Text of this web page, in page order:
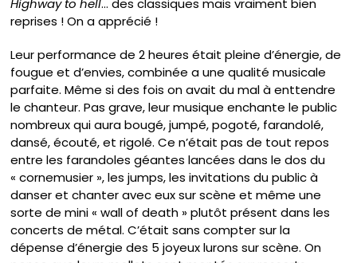
Highway to hell… des classiques mais vraiment bien
reprises ! On a apprécié !
Leur performance de 2 heures était pleine d’énergie, de
fougue et d’envies, combinée a une qualité musicale
parfaite. Même si des fois on avait du mal à enttendre
le chanteur. Pas grave, leur musique enchante le public
nombreux qui aura bougé, jumpé, pogoté, farandolé,
dansé, écouté, et rigolé. Ce n’était pas de tout repos
entre les farandoles géantes lancées dans le dos du
« cornemusier », les jumps, les invitations du public à
danser et chanter avec eux sur scène et même une
sorte de mini « wall of death » plutôt présent dans les
concerts de métal. C’était sans compter sur la
dépense d’énergie des 5 joyeux lurons sur scène. On